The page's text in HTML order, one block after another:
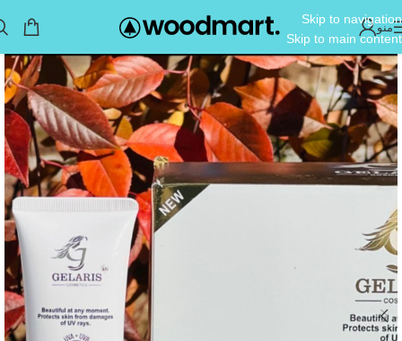
Skip to navigation
Skip to main content
منو